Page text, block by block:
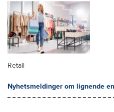
Retail
Nyhetsmeldinger om lignende